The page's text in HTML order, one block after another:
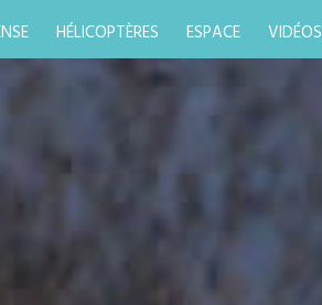
HÉLICOPTÈRES ESPACE VIDÉOS